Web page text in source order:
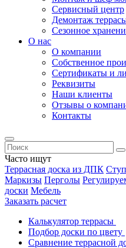
Сервисный центр
Демонтаж
Сезонное
О нас
О компании
Собственное
Сертификаты и
Реквизиты
Наши клиенты
Отзывы о
Контакты
Часто ищут
Террасная доска из ДПК
Маркизы Перголы
доски Мебель
Заказать расчет
Калькулятор террасы
Подбор доски по цвету
Сравнение террасной